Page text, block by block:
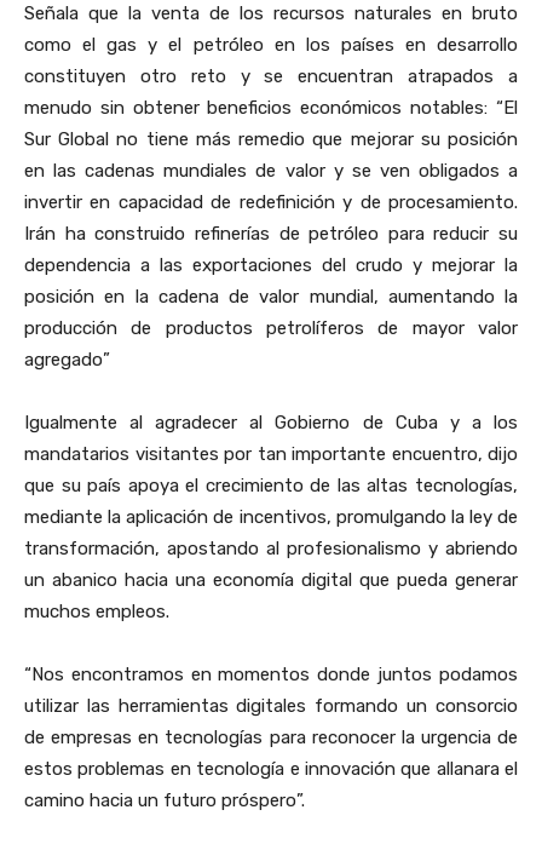
Señala que la venta de los recursos naturales en bruto
como el gas y el petróleo en los países en desarrollo
constituyen otro reto y se encuentran atrapados a
menudo sin obtener beneficios económicos notables: “El
Sur Global no tiene más remedio que mejorar su posición
en las cadenas mundiales de valor y se ven obligados a
invertir en capacidad de redefinición y de procesamiento.
Irán ha construido refinerías de petróleo para reducir su
dependencia a las exportaciones del crudo y mejorar la
posición en la cadena de valor mundial, aumentando la
producción de productos petrolíferos de mayor valor
agregado”
Igualmente al agradecer al Gobierno de Cuba y a los
mandatarios visitantes por tan importante encuentro, dijo
que su país apoya el crecimiento de las altas tecnologías,
mediante la aplicación de incentivos, promulgando la ley de
transformación, apostando al profesionalismo y abriendo
un abanico hacia una economía digital que pueda generar
muchos empleos.
“Nos encontramos en momentos donde juntos podamos
utilizar las herramientas digitales formando un consorcio
de empresas en tecnologías para reconocer la urgencia de
estos problemas en tecnología e innovación que allanara el
camino hacia un futuro próspero”.